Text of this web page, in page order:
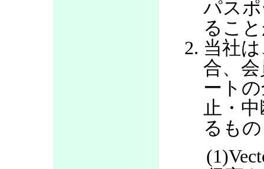
パス
るこ
当社
合、
ート
止・
るも